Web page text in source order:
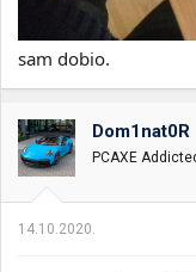
sam dobio.
Dom1nat0R
PCAXE
14.10.2020.